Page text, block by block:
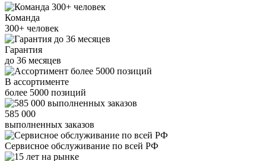
Команда
300+ человек
Гарантия
до 36 месяцев
В ассортименте
более 5000 позиций
585 000
выполненных заказов
Сервисное обслуживание по всей РФ